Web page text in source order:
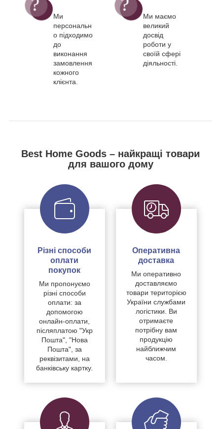
Ми
персональн
о підходимо
до
виконання
замовлення
кожного
клієнта.
Ми маємо
великий
досвід
роботи у
своїй сфері
діяльності.
Best Home Goods – найкращі товари
для вашого дому
Різні способи
оплати
покупок
Ми пропонуємо
різні способи
оплати: за
допомогою
онлайн-оплати,
післяплатою "Укр
Пошта", "Нова
Пошта", за
реквізитами, на
банківську картку.
Оперативна
доставка
Ми оперативно
доставляємо
товари територією
України службами
логістики. Ви
отримаєте
потрібну вам
продукцію
найближчим
часом.